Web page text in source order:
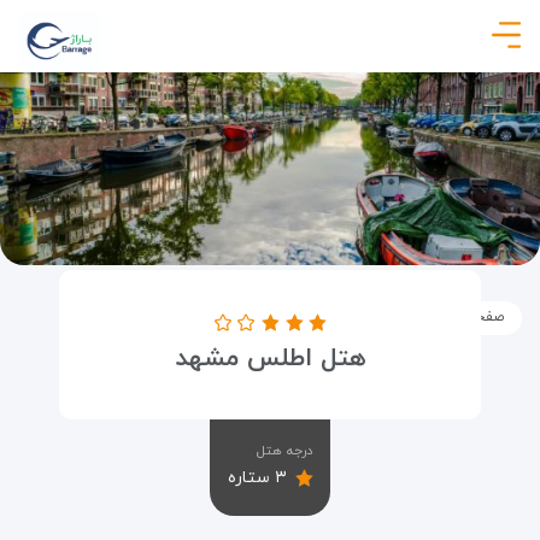
صفحه نخست اقامتگاه ها هتل اطلس مشهد
هتل اطلس مشهد
درجه هتل